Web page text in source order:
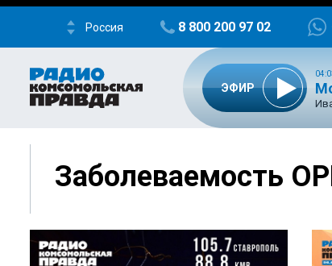
Россия 8 800 200 97 02
ЭФИР
Заболеваемость